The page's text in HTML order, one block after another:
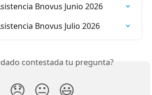
Bnovus Junio 2026
Bnovus Julio 2026
contestada tu pregunta?
😞 😐 😃